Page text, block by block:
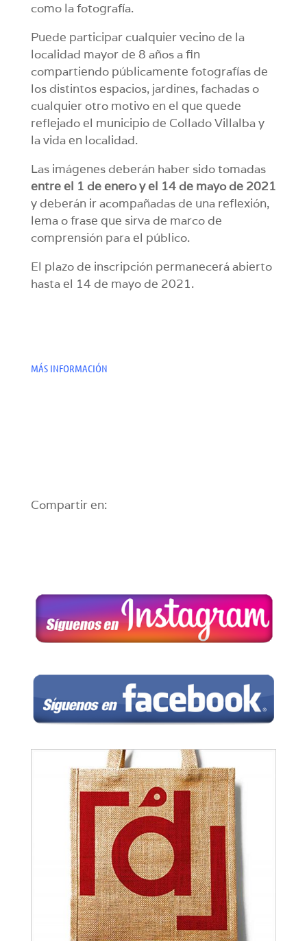
como la fotografía.
Puede participar cualquier vecino de la
localidad mayor de 8 años a fin
compartiendo públicamente fotografías de
los distintos espacios, jardines, fachadas o
cualquier otro motivo en el que quede
reflejado el municipio de Collado Villalba y
la vida en localidad.
Las imágenes deberán haber sido tomadas
entre el 1 de enero y el 14 de mayo de 2021
y deberán ir acompañadas de una reflexión,
lema o frase que sirva de marco de
comprensión para el público.
El plazo de inscripción permanecerá abierto
hasta el 14 de mayo de 2021.
MÁS INFORMACIÓN
Compartir en: